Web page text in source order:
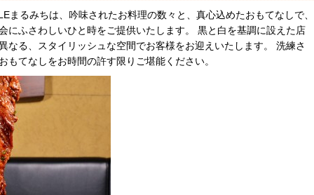
まるみちは、吟味されたお料理の数々と、真心込めたおもてなしで、
にふさわしいひと時をご提供いたします。 黒と白を基調に設えた店
なる、スタイリッシュな空間でお客様をお迎えいたします。 洗練さ
もてなしをお時間の許す限りご堪能ください。